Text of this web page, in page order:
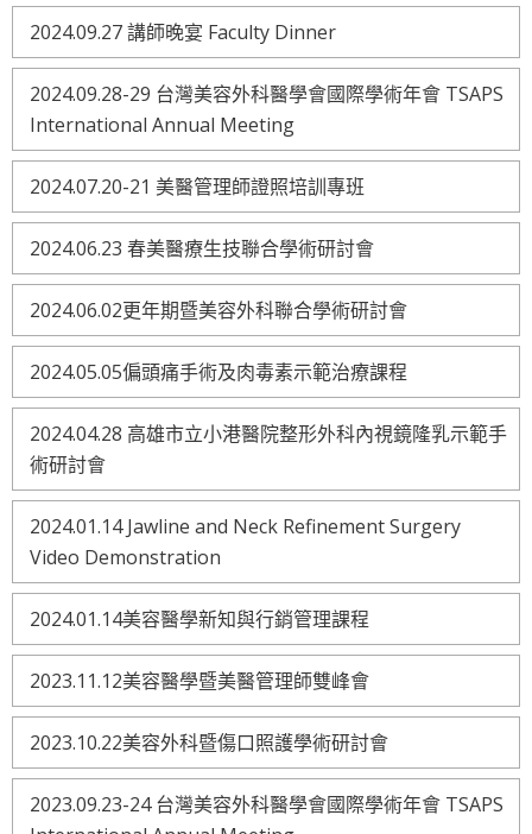
2024.09.27 講師晚宴 Faculty Dinner
2024.09.28-29 台灣美容外科醫學會國際學術年會 TSAPS
International Annual Meeting
2024.07.20-21 美醫管理師證照培訓專班
2024.06.23 春美醫療生技聯合學術研討會
2024.06.02更年期暨美容外科聯合學術研討會
2024.05.05偏頭痛手術及肉毒素示範治療課程
2024.04.28 高雄市立小港醫院整形外科內視鏡隆乳示範手
術研討會
2024.01.14 Jawline and Neck Refinement Surgery
Video Demonstration
2024.01.14美容醫學新知與行銷管理課程
2023.11.12美容醫學暨美醫管理師雙峰會
2023.10.22美容外科暨傷口照護學術研討會
2023.09.23-24 台灣美容外科醫學會國際學術年會 TSAPS